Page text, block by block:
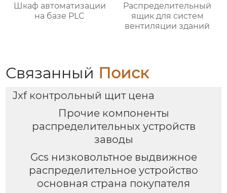
Шкаф автоматизации
на базе PLC
Распределительный
ящик для систем
вентиляции зданий
Связанный Поиск
Jxf контрольный щит цена
Прочие компоненты
распределительных устройств
заводы
Gcs низковольтное выдвижное
распределительное устройство
основная страна покупателя